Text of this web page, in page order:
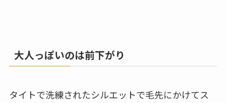
大人っぽいのは前下がり
タイトで洗練されたシルエットで毛先にかけてス